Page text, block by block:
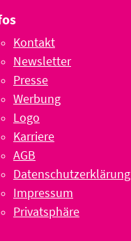
Kontakt
Newsletter
Presse
Werbung
Logo
Karriere
AGB
Datenschutzerklärung
Impressum
Privatsphäre